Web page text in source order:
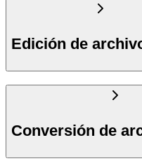
Edición de
Conversión de